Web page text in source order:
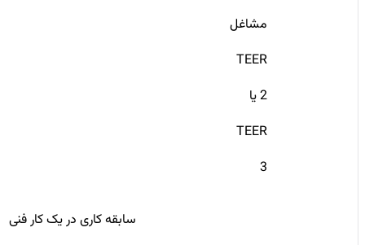
مشاغل
TEER
2 یا
TEER
سابقه کاری در یک کار فنی